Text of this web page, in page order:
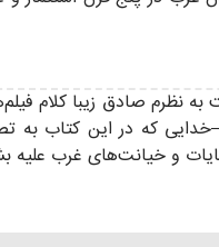
نظرم صادق زیبا کلام
–خدایی که در این کتاب
و خیانت‌های غرب